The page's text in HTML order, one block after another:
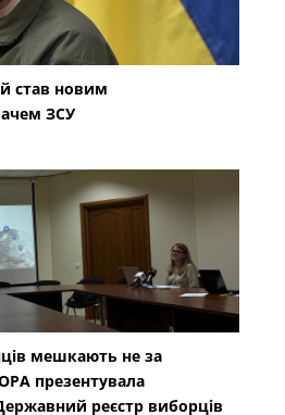
став новим
ЗСУ
мешкають не за
презентувала
реєстр виборців